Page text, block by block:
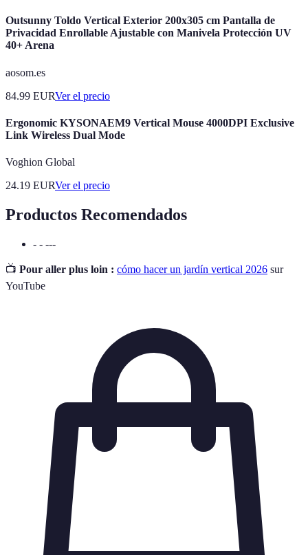
Outsunny Toldo Vertical Exterior 200x305 cm Pantalla de
Privacidad Enrollable Ajustable con Manivela Protección UV
40+ Arena
aosom.es
84.99 EURVer el precio
Ergonomic KYSONAEM9 Vertical Mouse 4000DPI Exclusive
Link Wireless Dual Mode
Voghion Global
24.19 EURVer el precio
Productos Recomendados
- - ---
📺 Pour aller plus loin : cómo hacer un jardín vertical 2026 sur
YouTube